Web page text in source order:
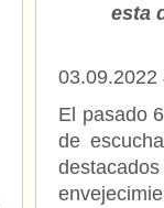
esta
03.09.2022
El pasado
de